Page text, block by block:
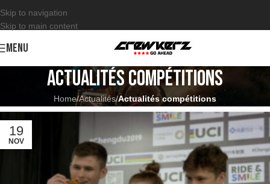
Skip to navigation
Skip to main content
MENU
Actualités compétitions
Home/Actualités/Actualités compétitions
19
NOV